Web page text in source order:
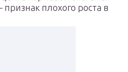
плохого роста в